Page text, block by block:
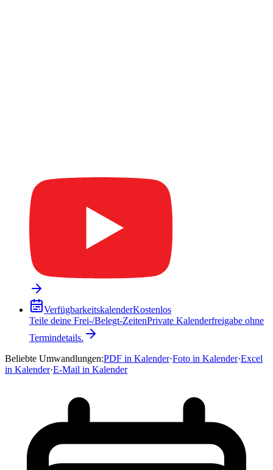
VerfügbarkeitskalenderKostenlos
Teile deine Frei-/Belegt-ZeitenPrivate Kalenderfreigabe ohne
Termindetails.
Beliebte Umwandlungen:PDF in Kalender·Foto in Kalender·Excel
in Kalender·E-Mail in Kalender